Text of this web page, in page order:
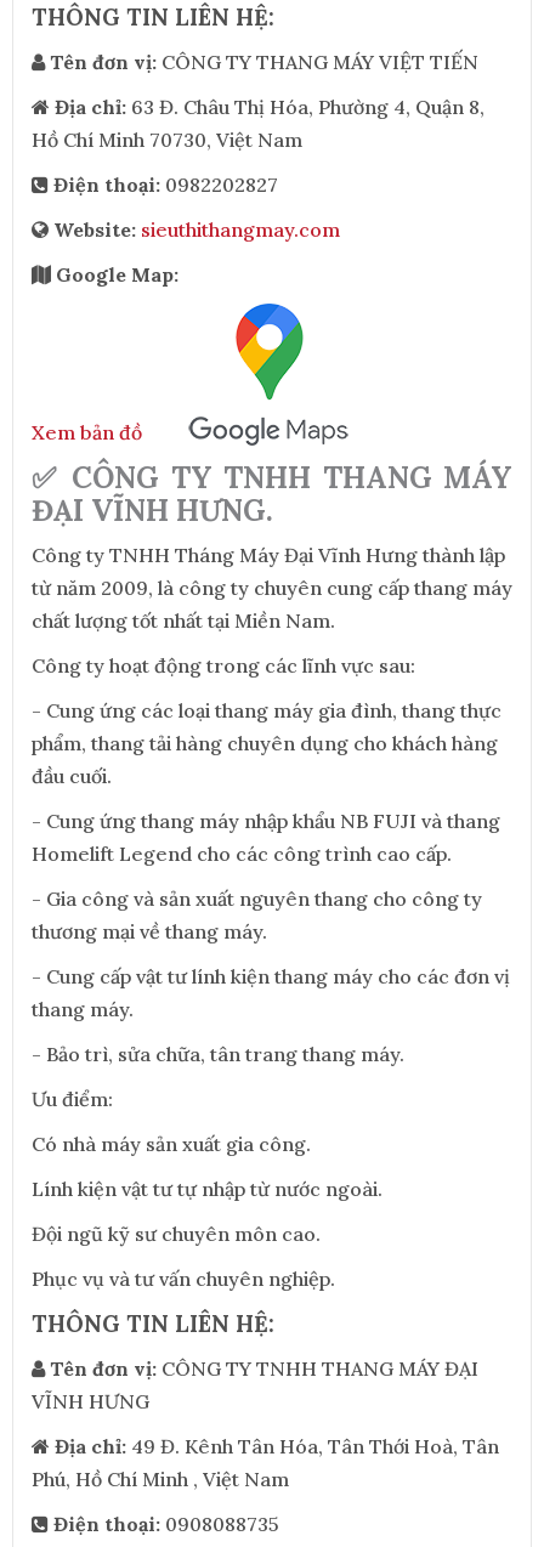
THÔNG TIN LIÊN HỆ:
Tên đơn vị: CÔNG TY THANG MÁY VIỆT TIẾN
Địa chỉ: 63 Đ. Châu Thị Hóa, Phường 4, Quận 8,
Hồ Chí Minh 70730, Việt Nam
Điện thoại: 0982202827
Website: sieuthithangmay.com
Google Map:
Xem bản đồ
✅ CÔNG TY TNHH THANG MÁY
ĐẠI VĨNH HƯNG.
Công ty TNHH Tháng Máy Đại Vĩnh Hưng thành lập
từ năm 2009, là công ty chuyên cung cấp thang máy
chất lượng tốt nhất tại Miền Nam.
Công ty hoạt động trong các lĩnh vực sau:
- Cung ứng các loại thang máy gia đình, thang thực
phẩm, thang tải hàng chuyên dụng cho khách hàng
đầu cuối.
- Cung ứng thang máy nhập khẩu NB FUJI và thang
Homelift Legend cho các công trình cao cấp.
- Gia công và sản xuất nguyên thang cho công ty
thương mại về thang máy.
- Cung cấp vật tư lính kiện thang máy cho các đơn vị
thang máy.
- Bảo trì, sửa chữa, tân trang thang máy.
Ưu điểm:
Có nhà máy sản xuất gia công.
Lính kiện vật tư tự nhập từ nước ngoài.
Đội ngũ kỹ sư chuyên môn cao.
Phục vụ và tư vấn chuyên nghiệp.
THÔNG TIN LIÊN HỆ:
Tên đơn vị: CÔNG TY TNHH THANG MÁY ĐẠI
VĨNH HƯNG
Địa chỉ: 49 Đ. Kênh Tân Hóa, Tân Thới Hoà, Tân
Phú, Hồ Chí Minh , Việt Nam
Điện thoại: 0908088735